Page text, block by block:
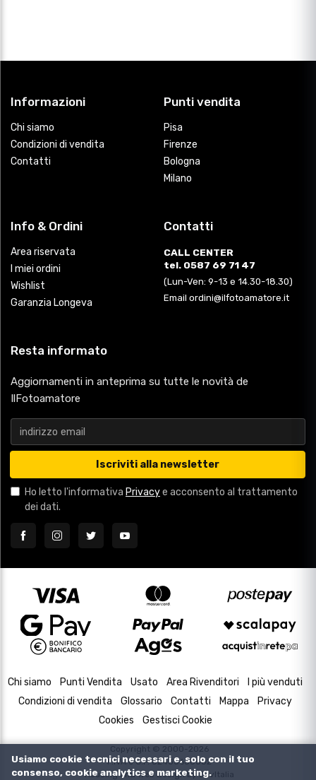
Informazioni
Chi siamo
Condizioni di vendita
Contatti
Punti vendita
Pisa
Firenze
Bologna
Milano
Info & Ordini
Area riservata
I miei ordini
Wishlist
Garanzia Longeva
Contatti
CALL CENTER
tel. 0587 69 71 47
(Lun-Ven: 9-13 e 14.30-18.30)
Email ordini@ilfotoamatore.it
Resta informato
Aggiornamenti in anteprima su tutte le novità de
IlFotoamatore
Iscriviti alla newsletter
Ho letto l'informativa Privacye acconsento al trattamento
dei dati.
Chi siamo Punti Vendita Usato Area Rivenditori
I più venduti
Condizioni di vendita
Glossario Contatti Mappa
Privacy
Cookies
Gestisci Cookie
Copyright © 2000-2026
P.IVA e C.F. 02433630502
Housing and Web Design byDevItalia
Usiamo cookie tecnici necessari e, solo con il tuo
consenso, cookie analytics e marketing.